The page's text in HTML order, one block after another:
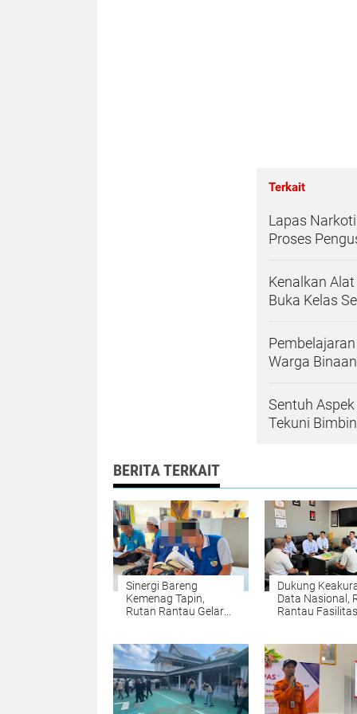
Terkait
Lapas
Proses
Kenalkan
Buka Kelas
Warga
Sentuh
Tekuni
BERITA TERKAIT
Sinergi Bareng
Kemenag Tapin,
Rutan Rantau Gelar
Binaan
Dukung
Data Nasional,
Rantau